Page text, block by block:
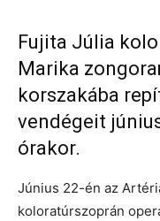
Fujita Júlia
Marika
korszakába
vendégeit
órakor.
Június 22-én az
koloratúrszoprán